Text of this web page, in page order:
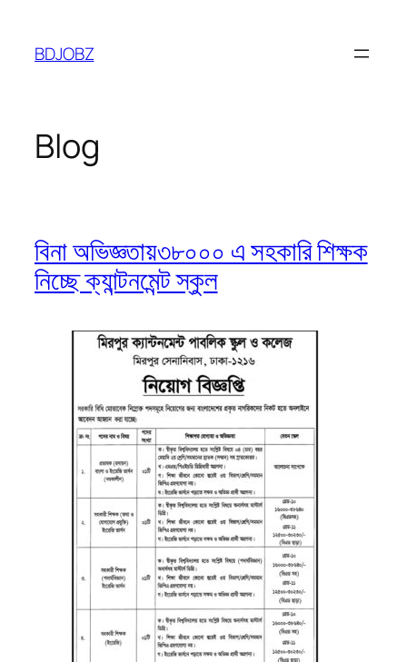
content
BDJOBZ
Blog
বিনা অভিজ্ঞতায়৩৮০০০ এ সহকারি শিক্ষক
নিচ্ছে ক্যান্টনমেন্ট স্কুল